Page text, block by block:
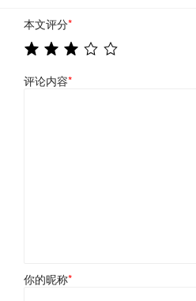
本文评分*
评论内容*
你的昵称*